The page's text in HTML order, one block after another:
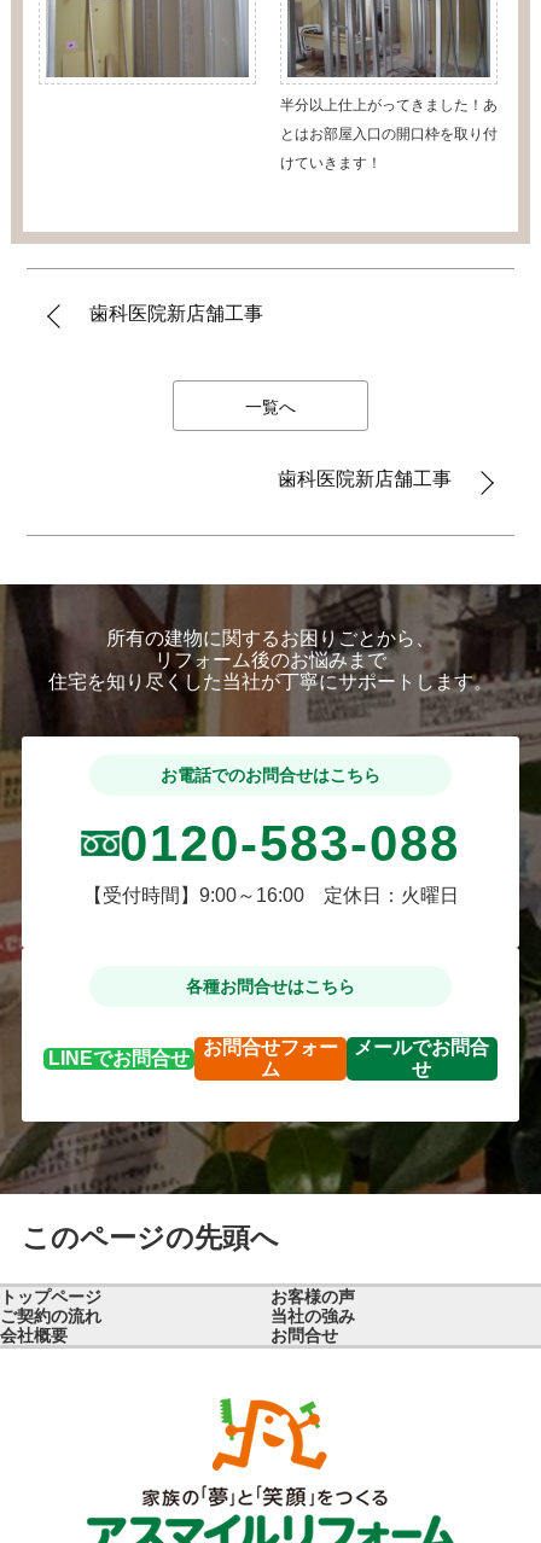
半分以上仕上がってきました！あ
とはお部屋入口の開口枠を取り付
けていきます！
歯科医院新店舗工事
一覧へ
歯科医院新店舗工事
所有の建物に関するお困りごとから、
リフォーム後のお悩みまで
住宅を知り尽くした当社が丁寧にサポートします。
お電話でのお問合せはこちら
0120-583-088
【受付時間】9:00～16:00 定休日：火曜日
各種お問合せはこちら
LINEでお問合せ
お問合せフォー
ム
メールでお問合
せ
このページの先頭へ
トップページ
お客様の声
ご契約の流れ
当社の強み
会社概要
お問合せ